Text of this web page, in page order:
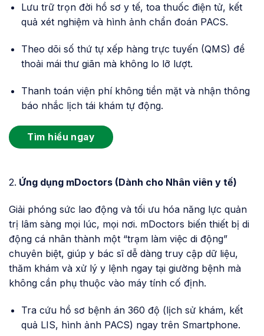
Lưu trữ trọn đời hồ sơ y tế, toa thuốc điện tử, kết
quả xét nghiệm và hình ảnh chẩn đoán PACS.
Theo dõi số thứ tự xếp hàng trực tuyến (QMS) để
thoải mái thư giãn mà không lo lỡ lượt.
Thanh toán viện phí không tiền mặt và nhận thông
báo nhắc lịch tái khám tự động.
Tìm hiểu ngay
2. Ứng dụng mDoctors (Dành cho Nhân viên y tế)
Giải phóng sức lao động và tối ưu hóa năng lực quản
trị lâm sàng mọi lúc, mọi nơi. mDoctors biến thiết bị di
động cá nhân thành một “trạm làm việc di động”
chuyên biệt, giúp y bác sĩ dễ dàng truy cập dữ liệu,
thăm khám và xử lý y lệnh ngay tại giường bệnh mà
không cần phụ thuộc vào máy tính cố định.
Tra cứu hồ sơ bệnh án 360 độ (lịch sử khám, kết
quả LIS, hình ảnh PACS) ngay trên Smartphone.